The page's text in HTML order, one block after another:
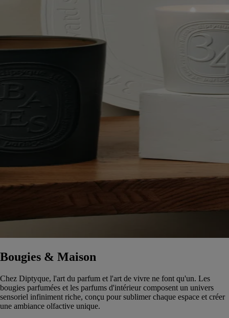
Bougies & Maison
Chez Diptyque, l'art du parfum et l'art de vivre ne font qu'un. Les
bougies parfumées et les parfums d'intérieur composent un univers
sensoriel infiniment riche, conçu pour sublimer chaque espace et créer
une ambiance olfactive unique.